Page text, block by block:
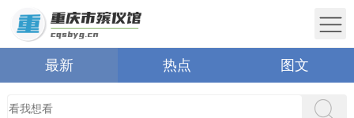
最新 热点 图文